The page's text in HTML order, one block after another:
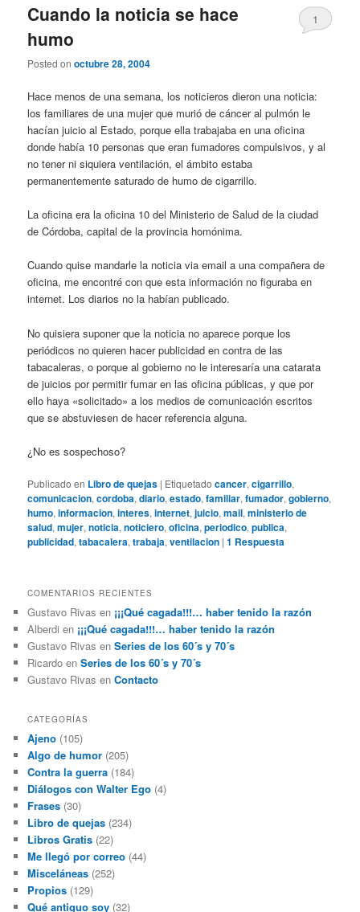
Cuando la noticia se hace
humo
Posted onoctubre 28, 2004
1
Hace menos de una semana, los noticieros dieron una noticia:
los familiares de una mujer que murió de cáncer al pulmón le
hacían juicio al Estado, porque ella trabajaba en una oficina
donde había 10 personas que eran fumadores compulsivos, y al
no tener ni siquiera ventilación, el ámbito estaba
permanentemente saturado de humo de cigarrillo.
La oficina era la oficina 10 del Ministerio de Salud de la ciudad
de Córdoba, capital de la provincia homónima.
Cuando quise mandarle la noticia via email a una compañera de
oficina, me encontré con que esta información no figuraba en
internet. Los diarios no la habían publicado.
No quisiera suponer que la noticia no aparece porque los
periódicos no quieren hacer publicidad en contra de las
tabacaleras, o porque al gobierno no le interesaría una catarata
de juicios por permitir fumar en las oficina públicas, y que por
ello haya «solicitado» a los medios de comunicación escritos
que se abstuviesen de hacer referencia alguna.
¿No es sospechoso?
Publicado en Libro de quejas | Etiquetado cancer,cigarrillo,
comunicacion,cordoba,diario,estado,familiar,fumador,gobierno,
humo,informacion,interes,internet,juicio,mail,ministerio de
salud,mujer,noticia,noticiero,oficina,periodico,publica,
publicidad,tabacalera,trabaja,ventilacion |1 Respuesta
COMENTARIOS RECIENTES
Gustavo Rivas en ¡¡¡Qué cagada!!!… haber tenido la razón
Alberdi en ¡¡¡Qué cagada!!!… haber tenido la razón
Gustavo Rivas enSeries de los 60´s y 70´s
Ricardo enSeries de los 60´s y 70´s
Gustavo Rivas enContacto
CATEGORÍAS
Ajeno (105)
Algo de humor (205)
Contra la guerra (184)
Diálogos con Walter Ego (4)
Frases (30)
Libro de quejas (234)
Libros Gratis (22)
Me llegó por correo (44)
Misceláneas (252)
Propios (129)
Qué antiguo soy (32)